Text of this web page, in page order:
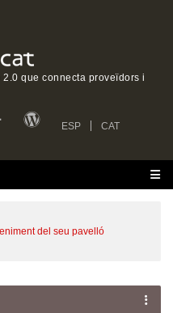
2.0 que connecta proveïdors i
ESP CAT
del seu pavelló